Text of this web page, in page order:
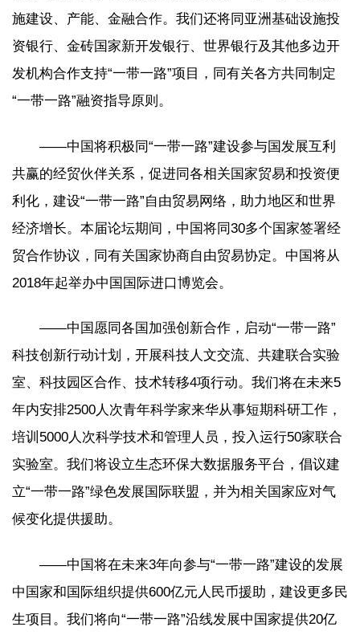
施建设、产能、金融合作。我们还将同亚洲基础设施投
资银行、金砖国家新开发银行、世界银行及其他多边开
发机构合作支持“一带一路”项目，同有关各方共同制定
“一带一路”融资指导原则。
——中国将积极同“一带一路”建设参与国发展互利
共赢的经贸伙伴关系，促进同各相关国家贸易和投资便
利化，建设“一带一路”自由贸易网络，助力地区和世界
经济增长。本届论坛期间，中国将同30多个国家签署经
贸合作协议，同有关国家协商自由贸易协定。中国将从
2018年起举办中国国际进口博览会。
——中国愿同各国加强创新合作，启动“一带一路”
科技创新行动计划，开展科技人文交流、共建联合实验
室、科技园区合作、技术转移4项行动。我们将在未来5
年内安排2500人次青年科学家来华从事短期科研工作，
培训5000人次科学技术和管理人员，投入运行50家联合
实验室。我们将设立生态环保大数据服务平台，倡议建
立“一带一路”绿色发展国际联盟，并为相关国家应对气
候变化提供援助。
——中国将在未来3年向参与“一带一路”建设的发展
中国家和国际组织提供600亿元人民币援助，建设更多民
生项目。我们将向“一带一路”沿线发展中国家提供20亿